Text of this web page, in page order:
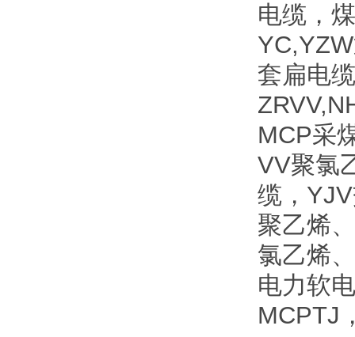
电缆，
套扁电
MCP采
VV聚氯
缆，
聚乙烯
氯乙烯
电力软
MCPTJ